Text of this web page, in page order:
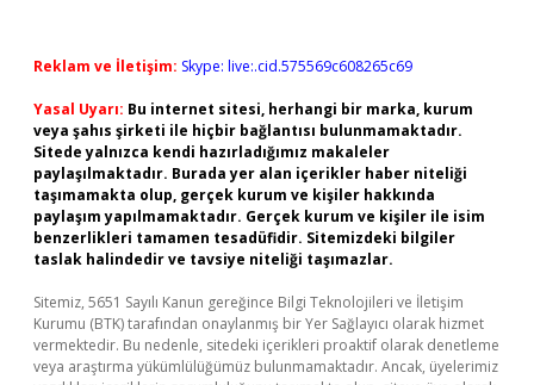
Reklam ve İletişim: Skype: live:.cid.575569c608265c69
Yasal Uyarı: Bu internet sitesi, herhangi bir marka, kurum
veya şahıs şirketi ile hiçbir bağlantısı bulunmamaktadır.
Sitede yalnızca kendi hazırladığımız makaleler
paylaşılmaktadır. Burada yer alan içerikler haber niteliği
taşımamakta olup, gerçek kurum ve kişiler hakkında
paylaşım yapılmamaktadır. Gerçek kurum ve kişiler ile isim
benzerlikleri tamamen tesadüfidir. Sitemizdeki bilgiler
taslak halindedir ve tavsiye niteliği taşımazlar.
Sitemiz, 5651 Sayılı Kanun gereğince Bilgi Teknolojileri ve İletişim
Kurumu (BTK) tarafından onaylanmış bir Yer Sağlayıcı olarak hizmet
vermektedir. Bu nedenle, sitedeki içerikleri proaktif olarak denetleme
veya araştırma yükümlülüğümüz bulunmamaktadır. Ancak, üyelerimiz